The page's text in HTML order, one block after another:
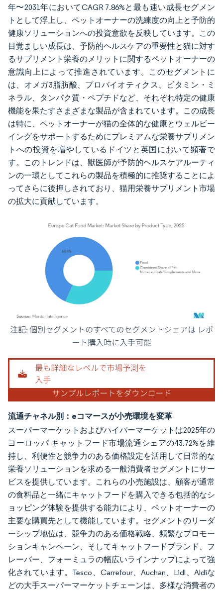
年〜2031年においてCAGR 7.86%と最も速い成長セグメン
トとして浮上し、ペットオーナーの洗練度の向上と予防的
健康ソリューションへの投資意欲を反映しています。この
目覚ましい成長は、予防的ヘルスケアの重要性と猫に対す
るサプリメント栄養のメリットに関するペットオーナーの
意識向上によって推進されています。このセグメントに
は、オメガ3脂肪酸、プロバイオティクス、ビタミン・ミ
ネラル、タンパク質・ペプチドなど、それぞれ特定の健康
機能を果たすさまざまな製品が含まれています。この成長
は特に、ペットオーナーが猫の全体的な健康とウェルビー
イングをサポートするためにプレミアムな栄養サプリメン
トへの投資を増やしているドイツと英国において顕著で
す。このトレンドは、獣医師が予防的ヘルスケアルーティ
ンの一環としてこれらの製品を積極的に推奨することによ
ってさらに後押しされており、猫用栄養サプリメント市場
の拡大に貢献しています。
画像 © Mordor Intelligence。再利用にはCC BY 4.0の表示が必要です。
流通チャネル別：eコマースが小売環境を変革
スーパーマーケットおよびハイパーマーケットは2025年の
ヨーロッパ キャットフード市場流通シェアの43.72%を維
持し、利便性と競争力のある価格設定を活用して日常的な
栄養ソリューションを求める一般消費者セグメントにサー
ビスを提供しています。これらの小売施設は、顧客が通常
の食料品と一緒にキャットフードを購入できる包括的なシ
ョッピング体験を提供する能力により、ペットオーナーの
主要な購買先として機能しています。セグメントのリーダ
ーシップ地位は、競争力のある価格戦略、頻繁なプロモー
ションキャンペーン、そしてキャットフードブランド、フ
レーバー、フォーミュラの幅広いラインナップによって強
化されています。Tesco、Carrefour、Auchan、Lidl、Aldiな
どの大手スーパーマーケットチェーンは、多様な消費者の